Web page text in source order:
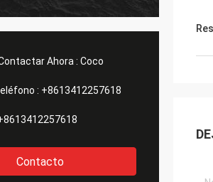
y equipos, como
de máquinas de ellos.
Ahora : Coco
: +8613412257618
Contacto